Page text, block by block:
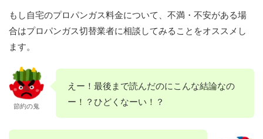
もし自宅のプロパンガス料金について、不満・不安がある場
合はプロパンガス切替業者に相談してみることをオススメし
ます。
節約の鬼
えー！最後まで読んだのにこんな結論なの
ー！？ひどくなーい！？